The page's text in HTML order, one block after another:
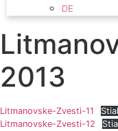
DE
2013
Litmanovske-Zvesti-11
Litmanovske-Zvesti-12